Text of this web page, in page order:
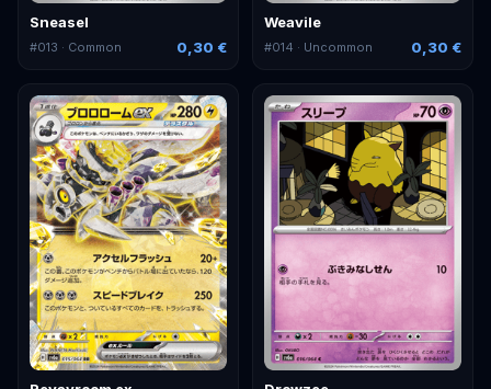
Sneasel
#013 · Common 0,30 €
Weavile
#014 · Uncommon 0,30 €